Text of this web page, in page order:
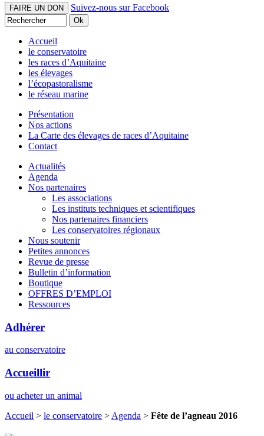
FAIRE UN DON Suivez-nous sur Facebook
Accueil
le conservatoire
les races d’Aquitaine
les élevages
l’écopastoralisme
le réseau marine
Présentation
Nos actions
La Carte des élevages de races d’Aquitaine
Contact
Actualités
Agenda
Nos partenaires
Les associations
Les instituts techniques et scientifiques
Nos partenaires financiers
Les conservatoires régionaux
Nous soutenir
Petites annonces
Revue de presse
Bulletin d’information
Boutique
OFFRES D’EMPLOI
Ressources
Adhérer
au conservatoire
Accueillir
ou acheter un animal
Accueil > le conservatoire > Agenda > Fête de l’agneau 2016